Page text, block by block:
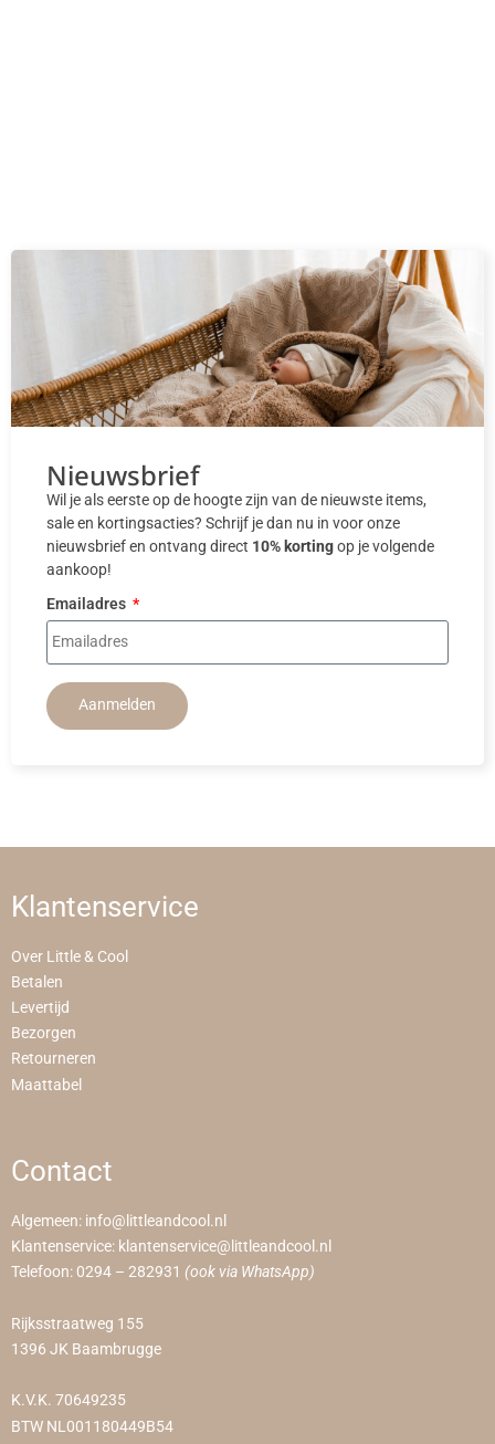
Nieuwsbrief
Wil je als eerste op de hoogte zijn van de nieuwste items,
sale en kortingsacties? Schrijf je dan nu in voor onze
nieuwsbrief en ontvang direct 10% kortingop je volgende
aankoop!
Emailadres
Aanmelden
Klantenservice
Over Little & Cool
Betalen
Levertijd
Bezorgen
Retourneren
Maattabel
Contact
Algemeen: info@littleandcool.nl
Klantenservice: klantenservice@littleandcool.nl
Telefoon: 0294 – 282931 (ook via WhatsApp)
Rijksstraatweg 155
1396 JK Baambrugge
K.V.K. 70649235
BTW NL001180449B54